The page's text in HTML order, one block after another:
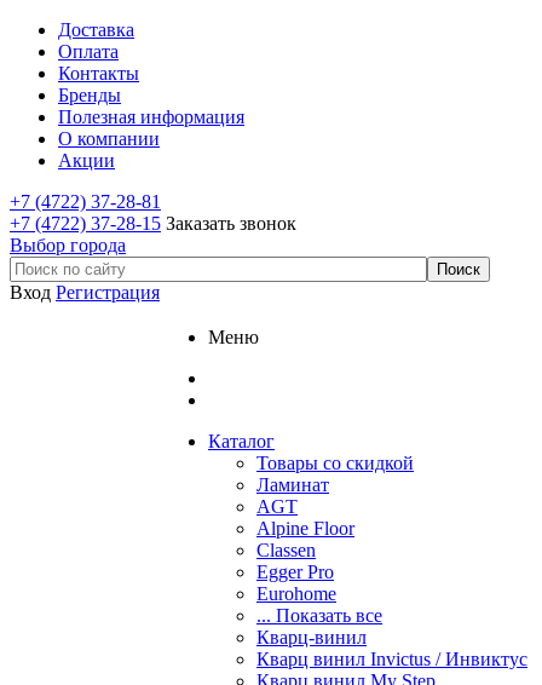
Доставка
Оплата
Контакты
Бренды
Полезная информация
О компании
Акции
+7 (4722) 37-28-81
+7 (4722) 37-28-15 Заказать звонок
Выбор города
Вход Регистрация
Меню
Каталог
Товары со скидкой
Ламинат
AGT
Alpine Floor
Classen
Egger Pro
Eurohome
... Показать все
Кварц-винил
Кварц винил Invictus / Инвиктус
Кварц винил My Step